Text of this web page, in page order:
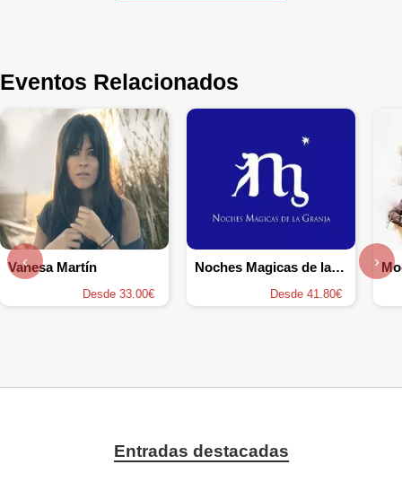
Eventos Relacionados
Vanesa Martín
Desde 33.00€
Noches Magicas de la Granja
Desde 41.80€
‹ ›
Entradas destacadas